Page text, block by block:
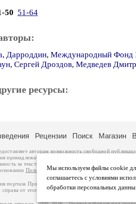
50 51-64
, Дарроддин, Международный Фонд
, Сергей Дроздов, Медведев
ресурсы:
Мы используем файлы cookie
соглашаетесь с условиями
обработки персональных
Рецензии Поиск Магазин
авторам возможность свободной
принадлежат авторам и охраняются
.
за тексты произведений авторы несут
Политики обработки персональных данных.
портала Проза.ру – порядка 100 тысяч
от этого текста. В каждой графе указано по